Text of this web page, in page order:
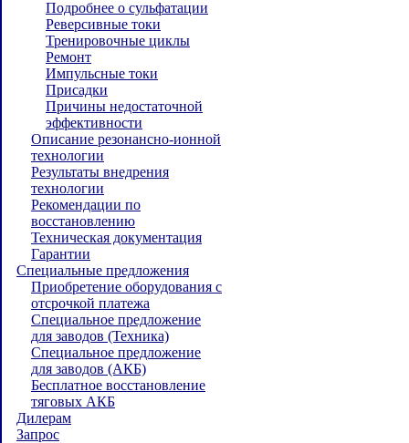
Подробнее о сульфатации
Реверсивные токи
Тренировочные циклы
Ремонт
Импульсные токи
Присадки
Причины недостаточной
эффективности
Описание резонансно-ионной
технологии
Результаты внедрения
технологии
Рекомендации по
восстановлению
Техническая документация
Гарантии
Специальные предложения
Приобретение оборудования с
отсрочкой платежа
Специальное предложение
для заводов (Техника)
Специальное предложение
для заводов (АКБ)
Бесплатное восстановление
тяговых АКБ
Дилерам
Запрос